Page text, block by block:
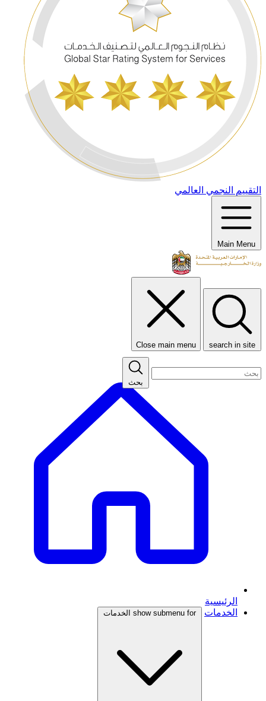
التقييم النجمي العالمي
Main Menu
search in site
Close main menu
بحث
الرئيسية
الخدمات
show submenu for الخدمات